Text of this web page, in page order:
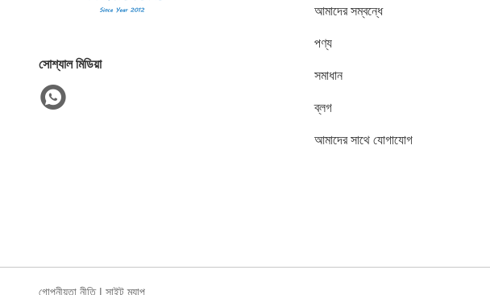
সোশ্যাল মিডিয়া
আমাদের সম্বন্ধে
পণ্য
সমাধান
ব্লগ
আমাদের সাথে যোগাযোগ
গোপনীয়তা নীতি| সাইট ম্যাপ